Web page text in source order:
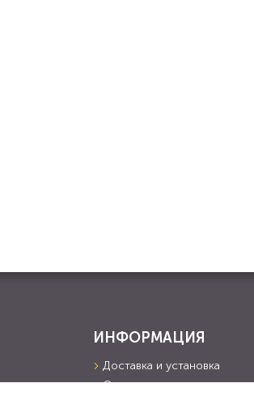
ИНФОРМАЦИЯ
Доставка и установка
О компании